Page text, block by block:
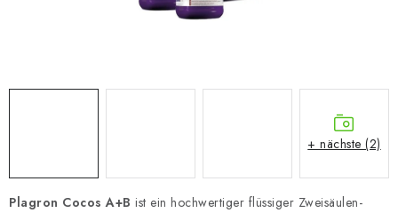
Plagron Cocos A+B ist ein hochwertiger flüssiger Zweisäulen-
+ nächste (2)